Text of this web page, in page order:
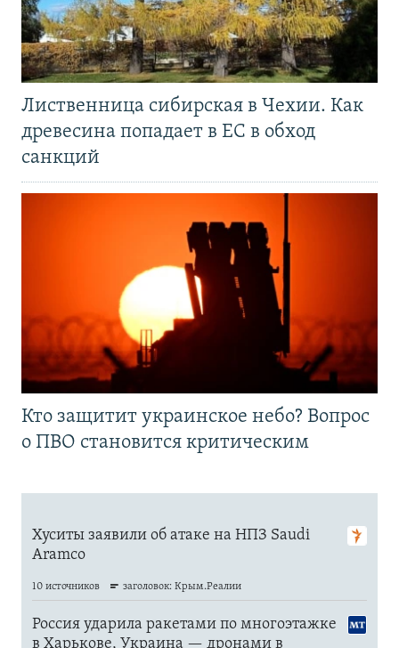
Лиственница сибирская в Чехии. Как
древесина попадает в ЕС в обход
санкций
Кто защитит украинское небо? Вопрос
о ПВО становится критическим